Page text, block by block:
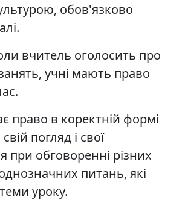
обов'язково
вчитель оголосить про
учні мають право
право в коректній формі
погляд і свої
при обговоренні різних
питань, які
уроку.